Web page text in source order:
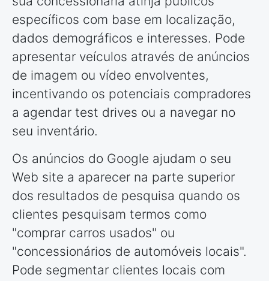
específicos com base em localização,
dados demográficos e interesses. Pode
apresentar veículos através de anúncios
de imagem ou vídeo envolventes,
incentivando os potenciais compradores
a agendar test drives ou a navegar no
seu inventário.
Os anúncios do Google ajudam o seu
Web site a aparecer na parte superior
dos resultados de pesquisa quando os
clientes pesquisam termos como
"comprar carros usados" ou
"concessionários de automóveis locais".
Pode segmentar clientes locais com